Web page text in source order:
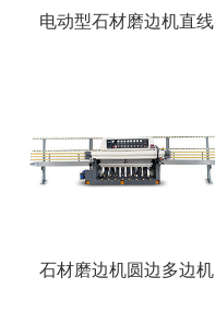
电动型石材磨边机直线
石材磨边机圆边多边机